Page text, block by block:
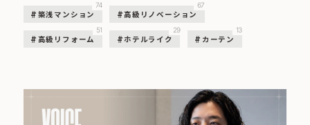
築浅マンション
74
高級リノベーション
67
高級リフォーム
51
ホテルライク
29
カーテン
13